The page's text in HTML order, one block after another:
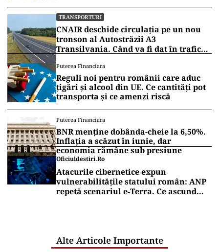
TRANSPORTURI
CNAIR deschide circulația pe un nou
tronson al Autostrăzii A3
Transilvania. Când va fi dat în trafic
Puterea Financiara
Reguli noi pentru românii care aduc
țigări și alcool din UE. Ce cantități pot
transporta și ce amenzi riscă
Puterea Financiara
BNR menține dobânda-cheie la 6,50%.
Inflația a scăzut în iunie, dar
economia rămâne sub presiune
Oficiuldestiri.ro
Atacurile cibernetice expun
vulnerabilitățile statului român: ANP
repetă scenariul e‑Terra. Ce ascund
Alte Articole Importante